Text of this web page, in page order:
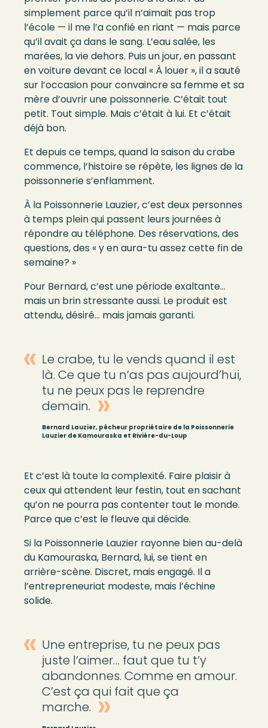
simplement parce qu’il n’aimait pas trop
l’école — il me l’a confié en riant — mais parce
qu’il avait ça dans le sang. L’eau salée, les
marées, la vie dehors. Puis un jour, en passant
en voiture devant ce local « À louer », il a sauté
sur l’occasion pour convaincre sa femme et sa
mère d’ouvrir une poissonnerie. C’était tout
petit. Tout simple. Mais c’était à lui. Et c’était
déjà bon.
Et depuis ce temps, quand la saison du crabe
commence, l’histoire se répète, les lignes de la
poissonnerie s’enflamment.
À la Poissonnerie Lauzier, c’est deux personnes
à temps plein qui passent leurs journées à
répondre au téléphone. Des réservations, des
questions, des « y en aura-tu assez cette fin de
semaine? »
Pour Bernard, c’est une période exaltante…
mais un brin stressante aussi. Le produit est
attendu, désiré… mais jamais garanti.
Le crabe, tu le vends quand il est
là. Ce que tu n’as pas aujourd’hui,
tu ne peux pas le reprendre
demain.
Bernard Lauzier, pêcheur propriétaire de la Poissonnerie
Lauzier de Kamouraska et Rivière-du-Loup
Et c’est là toute la complexité. Faire plaisir à
ceux qui attendent leur festin, tout en sachant
qu’on ne pourra pas contenter tout le monde.
Parce que c’est le fleuve qui décide.
Si la Poissonnerie Lauzier rayonne bien au-delà
du Kamouraska, Bernard, lui, se tient en
arrière-scène. Discret, mais engagé. Il a
l’entrepreneuriat modeste, mais l’échine
solide.
Une entreprise, tu ne peux pas
juste l’aimer… faut que tu t’y
abandonnes. Comme en amour.
C’est ça qui fait que ça
marche.